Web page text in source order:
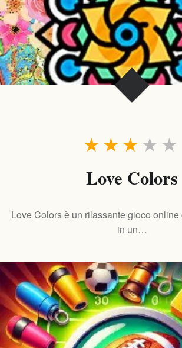
★
★
★
★
★
Love Colors
Love Colors è un rilassante gioco online
in un…